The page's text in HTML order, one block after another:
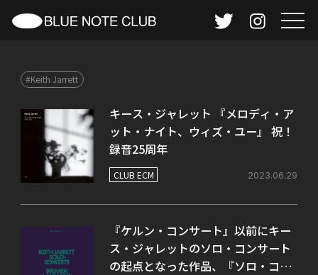
#Keith Jarrett
キース・ジャレット 『メロディ・ア
ット・ナイト、ウィズ・ユー』 祝！
録音25周年
CLUB ECM 2023.06.29
『ケルン・コンサート』以前にキー
ス・ジャレットのソロ・コンサート
の起点となった作品、『ソロ・コン